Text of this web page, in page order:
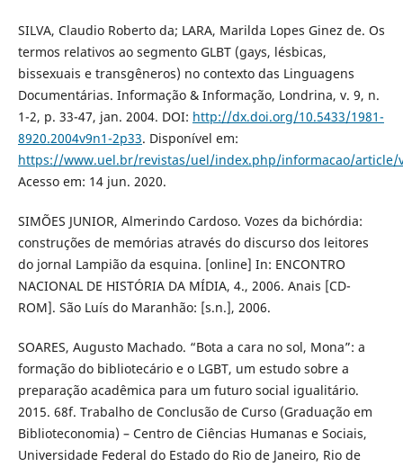
SILVA, Claudio Roberto da; LARA, Marilda Lopes Ginez de. Os
termos relativos ao segmento GLBT (gays, lésbicas,
bissexuais e transgêneros) no contexto das Linguagens
Documentárias. Informação & Informação, Londrina, v. 9, n.
1-2, p. 33-47, jan. 2004. DOI: http://dx.doi.org/10.5433/1981-
8920.2004v9n1-2p33. Disponível em:
https://www.uel.br/revistas/uel/index.php/informacao/article/
Acesso em: 14 jun. 2020.
SIMÕES JUNIOR, Almerindo Cardoso. Vozes da bichórdia:
construções de memórias através do discurso dos leitores
do jornal Lampião da esquina. [online] In: ENCONTRO
NACIONAL DE HISTÓRIA DA MÍDIA, 4., 2006. Anais [CD-
ROM]. São Luís do Maranhão: [s.n.], 2006.
SOARES, Augusto Machado. “Bota a cara no sol, Mona”: a
formação do bibliotecário e o LGBT, um estudo sobre a
preparação acadêmica para um futuro social igualitário.
2015. 68f. Trabalho de Conclusão de Curso (Graduação em
Biblioteconomia) – Centro de Ciências Humanas e Sociais,
Universidade Federal do Estado do Rio de Janeiro, Rio de